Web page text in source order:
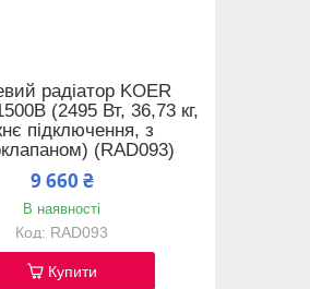
радіатор KOER
(2495 Вт, 36,73 кг,
підключення, з
(RAD093)
9 660 ₴
В наявності
RAD093
Купити